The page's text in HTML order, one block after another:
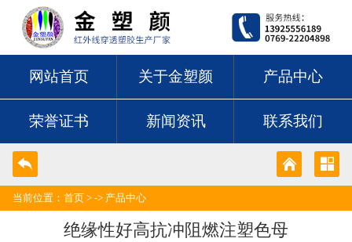
网站首页 关于金塑颜 产品中心
荣誉证书 新闻资讯 联系我们
当前位置： 首页 > -> 产品中心
绝缘性好高抗冲阻燃注塑色母